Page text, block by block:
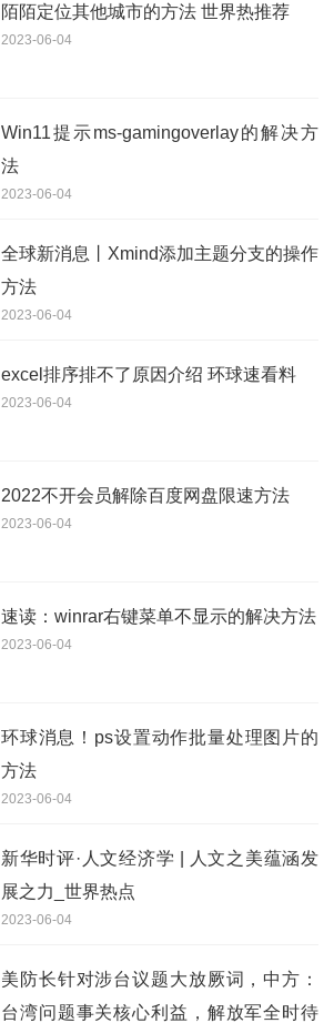
陌陌定位其他城市的方法 世界热推荐
2023-06-04
Win11提示ms-gamingoverlay的解决方
法
2023-06-04
全球新消息丨Xmind添加主题分支的操作
方法
2023-06-04
excel排序排不了原因介绍 环球速看料
2023-06-04
2022不开会员解除百度网盘限速方法
2023-06-04
速读：winrar右键菜单不显示的解决方法
2023-06-04
环球消息！ps设置动作批量处理图片的
方法
2023-06-04
新华时评·人文经济学 | 人文之美蕴涵发
展之力_世界热点
2023-06-04
美防长针对涉台议题大放厥词，中方：
台湾问题事关核心利益，解放军全时待